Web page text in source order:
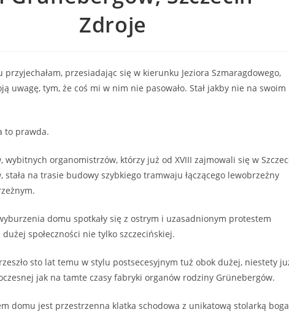
Zdroje
przyjechałam, przesiadając się w kierunku Jeziora Szmaragdowego,
uwagę, tym, że coś mi w nim nie pasowało. Stał jakby nie na swoim
to prawda.
wybitnych organomistrzów, którzy już od XVIII zajmowali się w
stała na trasie budowy szybkiego tramwaju łączącego lewobrzeżny
domu spotkały się z ostrym i uzasadnionym protestem
społeczności nie tylko szczecińskiej.
sto lat temu w stylu postsecesyjnym tuż obok dużej, niestety
jak na tamte czasy fabryki organów rodziny Grünebergów.
domu jest przestrzenna klatka schodowa z unikatową stolarką